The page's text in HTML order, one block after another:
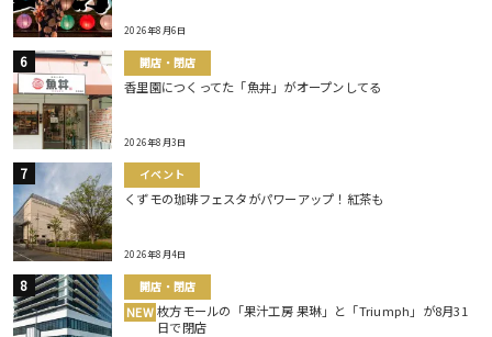
2026年8月6日
開店・閉店
香里園につくってた「魚丼」がオープンしてる
2026年8月3日
イベント
くずモの珈琲フェスタがパワーアップ！紅茶も
2026年8月4日
開店・閉店
NEW 枚方モールの「果汁工房 果琳」と「Triumph」が8月31
日で閉店